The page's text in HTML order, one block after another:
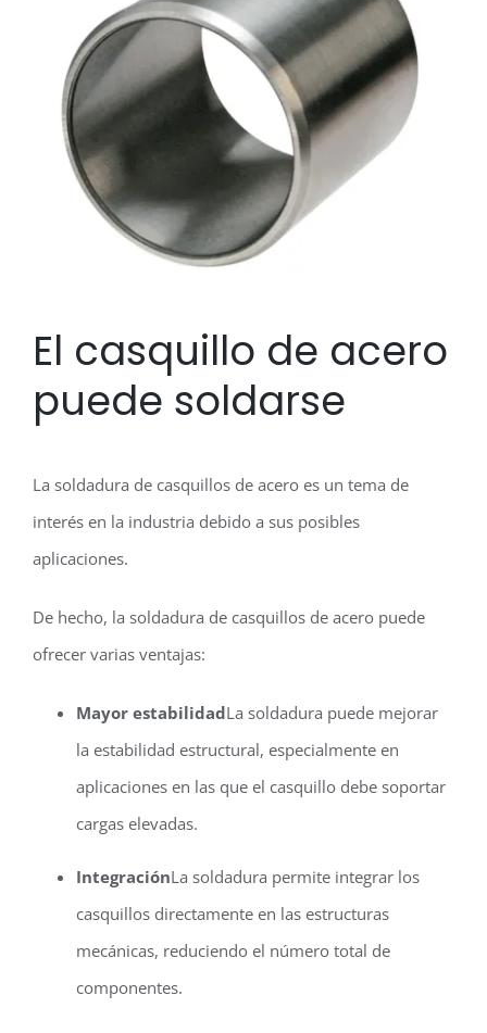
El casquillo de acero
puede soldarse
La soldadura de casquillos de acero es un tema de
interés en la industria debido a sus posibles
aplicaciones.
De hecho, la soldadura de casquillos de acero puede
ofrecer varias ventajas:
Mayor estabilidadLa soldadura puede mejorar
la estabilidad estructural, especialmente en
aplicaciones en las que el casquillo debe soportar
cargas elevadas.
IntegraciónLa soldadura permite integrar los
casquillos directamente en las estructuras
mecánicas, reduciendo el número total de
componentes.